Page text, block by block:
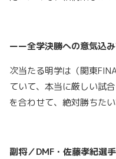
ーー全学決勝への意気込
次当たる明学は（関東
ていて、本当に厳しい試
を合わせて、絶対勝ちた
副将／DMF・佐藤孝紀選